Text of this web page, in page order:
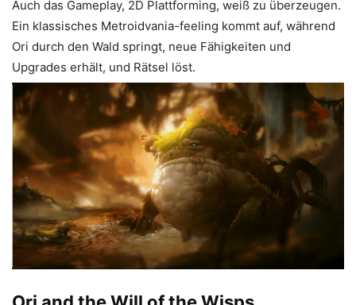
Auch das Gameplay, 2D Plattforming, weiß zu überzeugen.
Ein klassisches Metroidvania-feeling kommt auf, während
Ori durch den Wald springt, neue Fähigkeiten und
Upgrades erhält, und Rätsel löst.